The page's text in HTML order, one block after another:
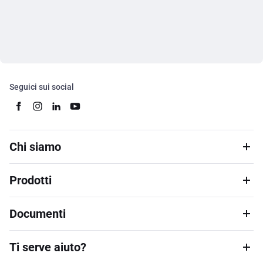
Seguici sui social
Chi siamo
Prodotti
Documenti
Ti serve aiuto?